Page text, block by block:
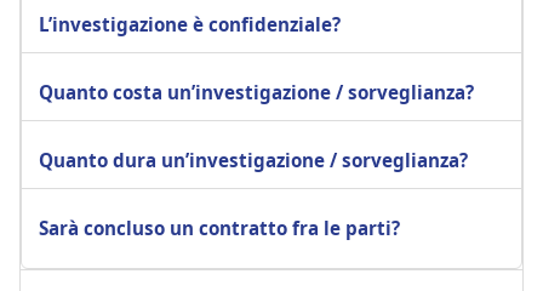
L’investigazione è confidenziale?
Quanto costa un’investigazione / sorveglianza?
Quanto dura un’investigazione / sorveglianza?
Sarà concluso un contratto fra le parti?